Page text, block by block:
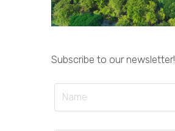
Subscribe to our newsletter!